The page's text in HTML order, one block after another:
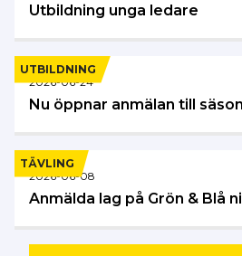
Utbildning unga ledare
UTBILDNING
2026-06-24
Nu öppnar anmälan till
TÄVLING
2026-06-08
Anmälda lag på Grön & Blå